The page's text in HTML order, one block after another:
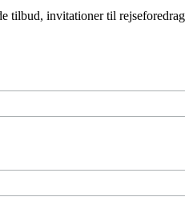
tilbud, invitationer til